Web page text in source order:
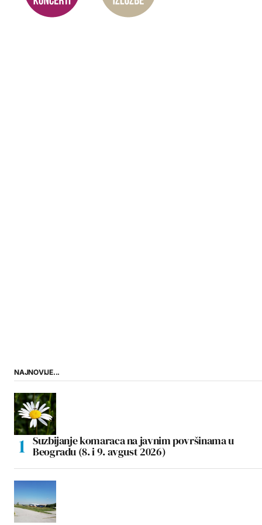
NAJNOVIJE...
Suzbijanje komaraca na javnim površinama u
Beogradu (8. i 9. avgust 2026)